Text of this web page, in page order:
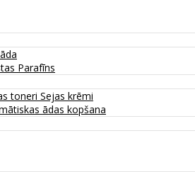
Parafīns
toneri Sejas krēmi
ādas kopšana